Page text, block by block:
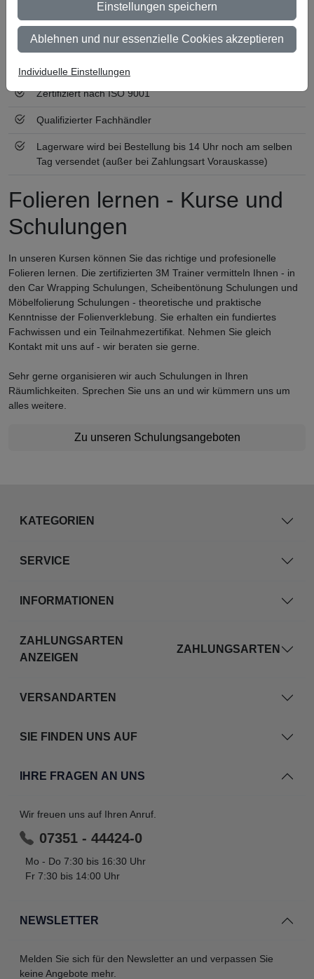
Keine Mindestbestellmenge
Ab 300 € Nettowarenwert versandkostenfrei (innerhalb
Deutschland)
Zertifiziert nach ISO 9001
Qualifizierter Fachhändler
Lagerware wird bei Bestellung bis 14 Uhr noch am selben
Tag versendet (außer bei Zahlungsart Vorauskasse)
Folieren lernen - Kurse und
Schulungen
In unseren Kursen können Sie das richtige und profesionelle
Folieren lernen. Die zertifizierten 3M Trainer vermitteln Ihnen - in
den Car Wrapping Schulungen, Scheibentönung Schulungen und
Möbelfolierung Schulungen - theoretische und praktische
Kenntnisse der Folienverklebung. Sie erhalten ein fundiertes
Fachwissen und ein Teilnahmezertifikat. Nehmen Sie gleich
Kontakt mit uns auf - wir beraten sie gerne.
Sehr gerne organisieren wir auch Schulungen in Ihren
Räumlichkeiten. Sprechen Sie uns an und wir kümmern uns um
alles weitere.
Zu unseren Schulungsangeboten
KATEGORIEN
SERVICE
INFORMATIONEN
NEWSLETTER
Melden Sie sich für den Newsletter an und verpassen Sie
keine Angebote mehr.
ZAHLUNGSARTEN
ANZEIGEN
ZAHLUNGSARTEN
VERSANDARTEN
SIE FINDEN UNS AUF
IHRE FRAGEN AN UNS
Wir freuen uns auf Ihren Anruf.
07351 - 44424-0
Mo - Do 7:30 bis 16:30 Uhr
Fr 7:30 bis 14:00 Uhr
Einstellungen speichern
Ablehnen und nur essenzielle Cookies akzeptieren
Individuelle Einstellungen